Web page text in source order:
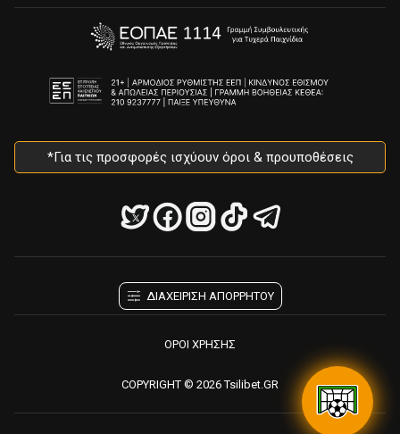
*Για τις προσφορές ισχύουν όροι & προυποθέσεις
ΔΙΑΧΕΙΡΙΣΗ ΑΠΟΡΡΗΤΟΥ
ΟΡΟΙ ΧΡΗΣΗΣ
COPYRIGHT © 2026 Tsilibet.GR